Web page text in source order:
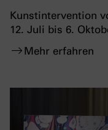
Kunstintervention
12. Juli bis 6.
Mehr erfahren